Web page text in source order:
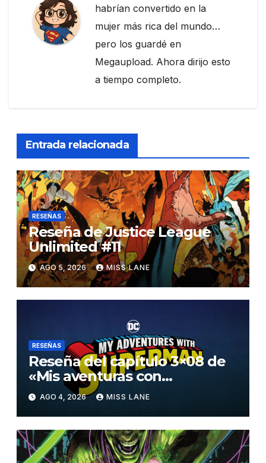
habrían convertido en la
mujer más rica del mundo…
pero los guardé en
Megaupload. Ahora dirijo esto
a tiempo completo.
Entrada relacionada
RESEÑAS
Reseña de Justice League
Unlimited #11
AGO 5, 2026 MISS LANE
RESEÑAS
Reseña del capítulo 3×08 de
«Mis aventuras con
Superman»
AGO 4, 2026 MISS LANE